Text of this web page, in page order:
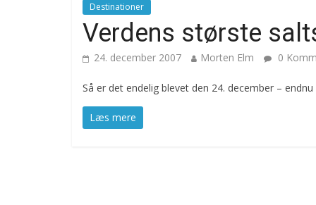
Destinationer
Verdens største
24. december 2007 Morten Elm 0
Så er det endelig blevet den 24. december –
Læs mere